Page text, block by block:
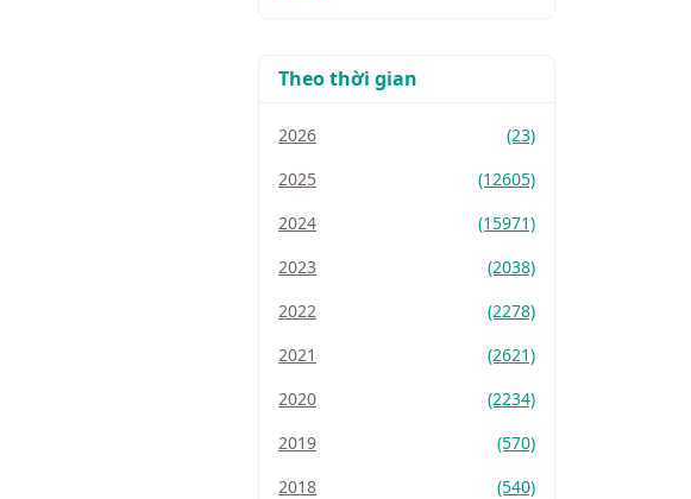
Theo thời gian
2026
(23)
2025
(12605)
2024
(15971)
2023
(2038)
2022
(2278)
2021
(2621)
2020
(2234)
2019
(570)
2018
(540)